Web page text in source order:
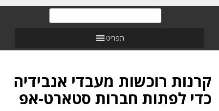
תפריט
קרנות רוכשות מעבדי אנבידיה
כדי לפתות חברות סטארט-אפ